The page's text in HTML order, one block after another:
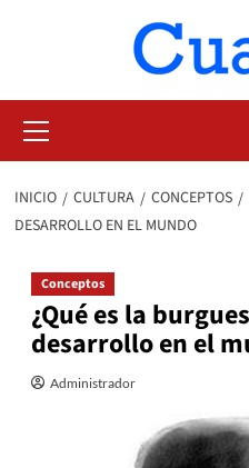
primario
INICIO CULTURA CONCEPTOS
DESARROLLO EN EL MUNDO
Conceptos
¿Qué es la
desarrollo en el
Administrador